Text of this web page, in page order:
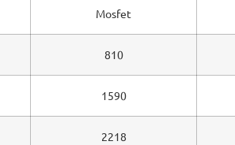
Mosfet
810
1590
2218